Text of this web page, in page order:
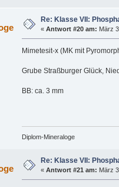
Re: Klasse VII:
« Antwort #20 am: März
Mimetesit-x (MK mit
Grube Straßburger Glück,
BB: ca. 3 mm
Diplom-Mineraloge
Re: Klasse VII:
« Antwort #21 am: März